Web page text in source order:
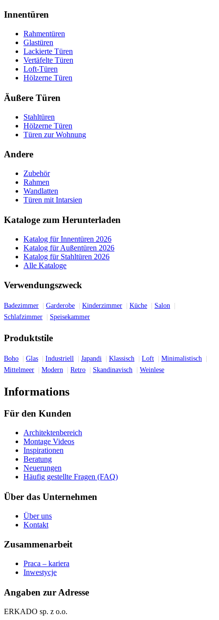
Innentüren
Rahmentüren
Glastüren
Lackierte Türen
Vertäfelte Türen
Loft-Türen
Hölzerne Türen
Äußere Türen
Stahltüren
Hölzerne Türen
Türen zur Wohnung
Andere
Zubehör
Rahmen
Wandlatten
Türen mit Intarsien
Kataloge zum Herunterladen
Katalog für Innentüren 2026
Katalog für Außentüren 2026
Katalog für Stahltüren 2026
Alle Kataloge
Verwendungszweck
Badezimmer Garderobe Kinderzimmer Küche
Salon
Schlafzimmer
Speisekammer
Produktstile
Boho Glas Industriell Japandi Klassisch Loft
Minimalistisch
Mittelmeer
Modern Retro Skandinavisch Weinlese
Informations
Für den Kunden
Architektenbereich
Montage Videos
Inspirationen
Beratung
Neuerungen
Häufig gestellte Fragen (FAQ)
Über das Unternehmen
Über uns
Kontakt
Zusammenarbeit
Praca – kariera
Inwestycje
Angaben zur Adresse
ERKADO sp. z o.o.